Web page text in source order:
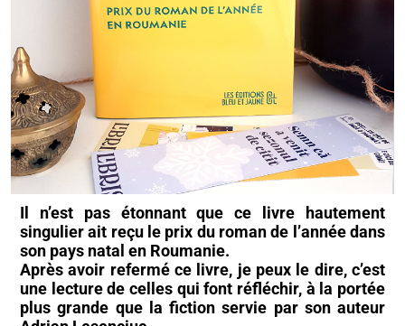
Il n’est pas étonnant que ce livre hautement
singulier ait reçu le prix du roman de l’année dans
son pays natal en Roumanie.
Après avoir refermé ce livre, je peux le dire, c’est
une lecture de celles qui font réfléchir, à la portée
plus grande que la fiction servie par son auteur